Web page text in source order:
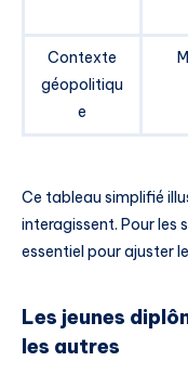
Contexte
géopolitiqu
e
Ce tableau simplifié
interagissent. Pour
essentiel pour ajuster
Les jeunes
les autres